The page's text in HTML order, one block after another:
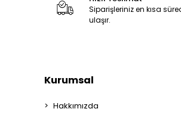
Siparişleriniz en kısa
ulaşır.
Kurumsal
Hakkımızda